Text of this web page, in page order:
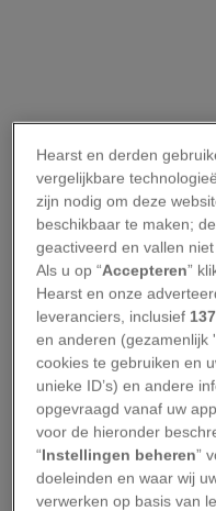
Hearst en derden
vergelijkbare
zijn nodig om deze
beschikbaar te maken;
geactiveerd en vallen
Als u op “Accepteren”
Hearst en onze
leveranciers, inclusief 137
en anderen (gezamenlijk
cookies te gebruiken en
unieke ID’s) en andere
opgevraagd vanaf uw
voor de hieronder
“Instellingen beheren”
doeleinden en waar wij
verwerken op basis van